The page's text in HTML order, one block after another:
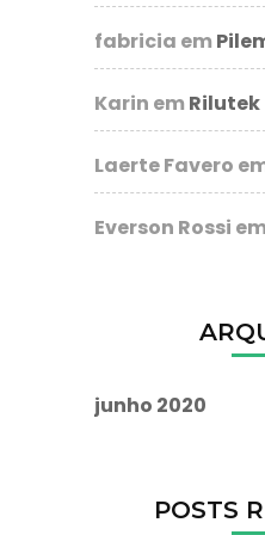
fabricia em
Karin em Rilutek
Laerte Favero
Everson Rossi em
junho 2020
POSTS